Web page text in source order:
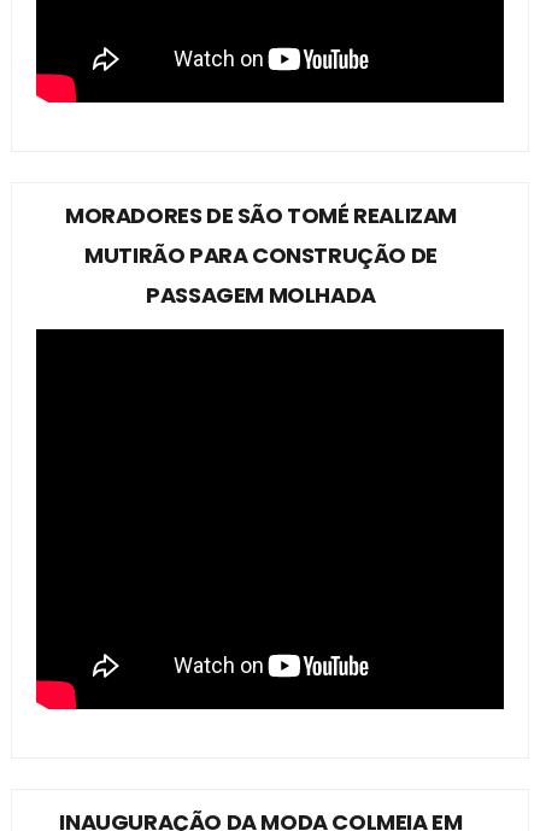
MORADORES DE SÃO TOMÉ REALIZAM
MUTIRÃO PARA CONSTRUÇÃO DE
PASSAGEM MOLHADA
INAUGURAÇÃO DA MODA COLMEIA EM